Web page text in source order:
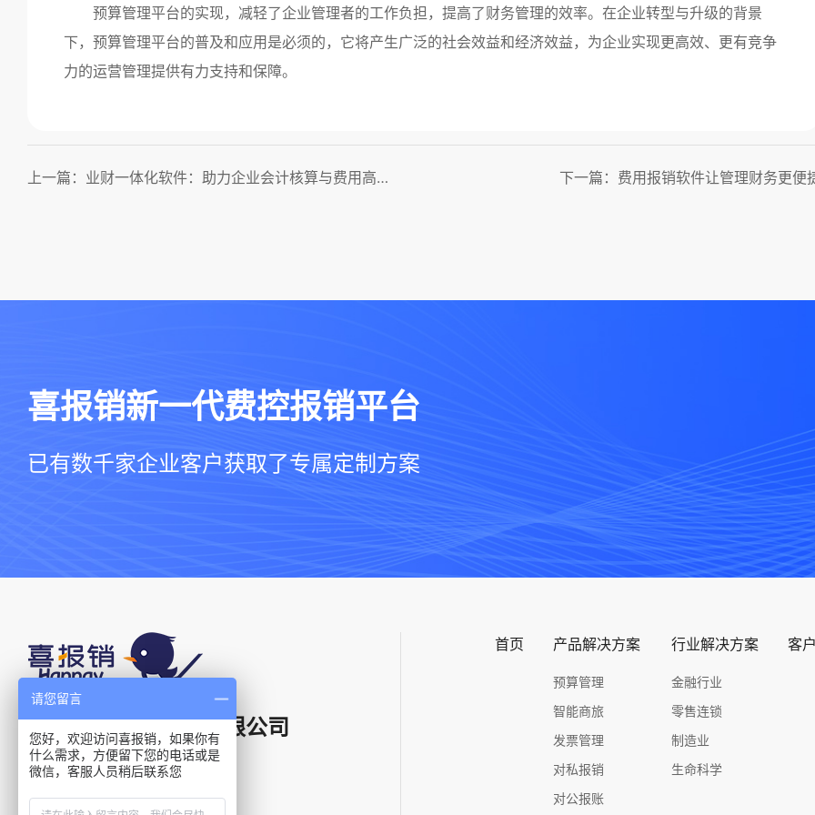
预算管理平台的实现，减轻了企业管理者的工作负担，提高了财务管理的效率。在企业转型与升级的背景
下，预算管理平台的普及和应用是必须的，它将产生广泛的社会效益和经济效益，为企业实现更高效、更有竞争
力的运营管理提供有力支持和保障。
上一篇：业财一体化软件：助力企业会计核算与费用高效管理！ 下一篇：费用报销软件让管理财务更便
喜报销新一代费控报销平台
已有数千家企业客户获取了专属定制方案
上海星汉信息技术有限公司
首页 产品解决方案
预算管理
智能商旅
发票管理
对私报销
对公报账
行业解决方案
金融行业
零售连锁
制造业
生命科学
客
请您留言
您好，欢迎访问喜报销，如果你有
什么需求，方便留下您的电话或是
微信，客服人员稍后联系您